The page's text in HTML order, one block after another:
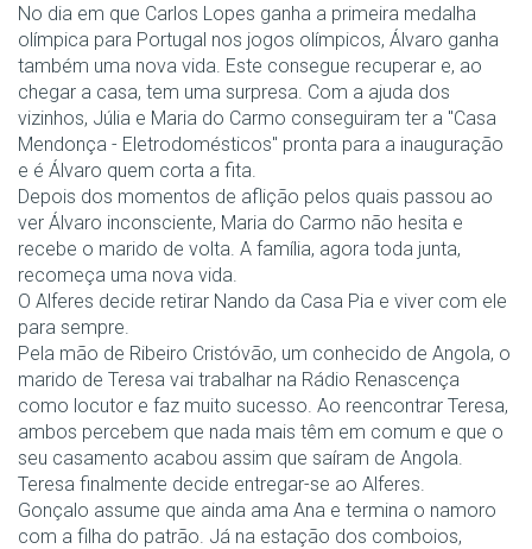
No dia em que Carlos Lopes ganha a primeira medalha
olímpica para Portugal nos jogos olímpicos, Álvaro ganha
também uma nova vida. Este consegue recuperar e, ao
chegar a casa, tem uma surpresa. Com a ajuda dos
vizinhos, Júlia e Maria do Carmo conseguiram ter a "Casa
Mendonça - Eletrodomésticos" pronta para a inauguração
e é Álvaro quem corta a fita.
Depois dos momentos de aflição pelos quais passou ao
ver Álvaro inconsciente, Maria do Carmo não hesita e
recebe o marido de volta. A família, agora toda junta,
recomeça uma nova vida.
O Alferes decide retirar Nando da Casa Pia e viver com ele
para sempre.
Pela mão de Ribeiro Cristóvão, um conhecido de Angola, o
marido de Teresa vai trabalhar na Rádio Renascença
como locutor e faz muito sucesso. Ao reencontrar Teresa,
ambos percebem que nada mais têm em comum e que o
seu casamento acabou assim que saíram de Angola.
Teresa finalmente decide entregar-se ao Alferes.
Gonçalo assume que ainda ama Ana e termina o namoro
com a filha do patrão. Já na estação dos comboios,